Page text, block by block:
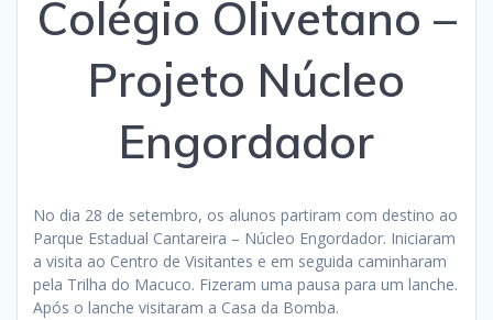
Colégio Olivetano –
Projeto Núcleo
Engordador
No dia 28 de setembro, os alunos partiram com destino ao
Parque Estadual Cantareira – Núcleo Engordador. Iniciaram
a visita ao Centro de Visitantes e em seguida caminharam
pela Trilha do Macuco. Fizeram uma pausa para um lanche.
Após o lanche visitaram a Casa da Bomba.